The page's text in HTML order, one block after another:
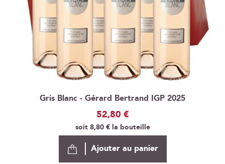
Gris Blanc - Gérard Bertrand IGP 2025
52,80 €
soit8,80 €la bouteille
Ajouter au panier